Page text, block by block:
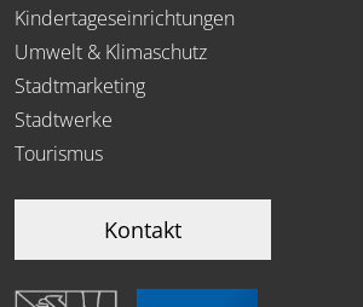
Kindertageseinrichtungen
Umwelt & Klimaschutz
Stadtmarketing
Stadtwerke
Tourismus
Kontakt